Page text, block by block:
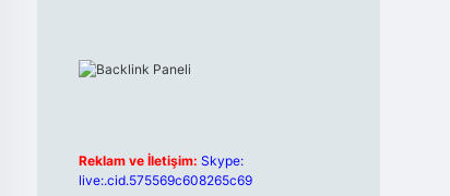
Reklam ve İletişim: Skype:
live:.cid.575569c608265c69